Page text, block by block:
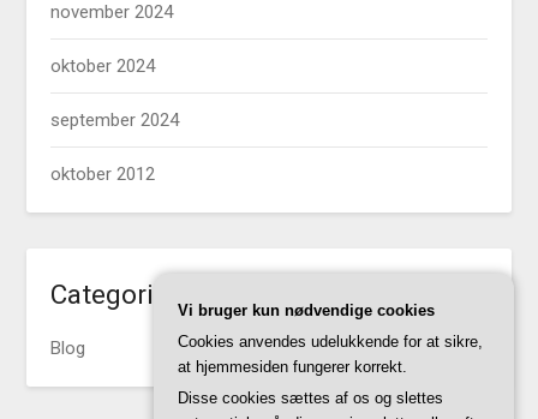
november 2024
oktober 2024
september 2024
oktober 2012
Categories
Blog
Vi bruger kun nødvendige cookies
Cookies anvendes udelukkende for at sikre,
at hjemmesiden fungerer korrekt.
Disse cookies sættes af os og slettes